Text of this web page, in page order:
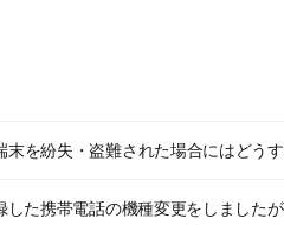
を紛失・盗難された場合にはどうす
た携帯電話の機種変更をしました